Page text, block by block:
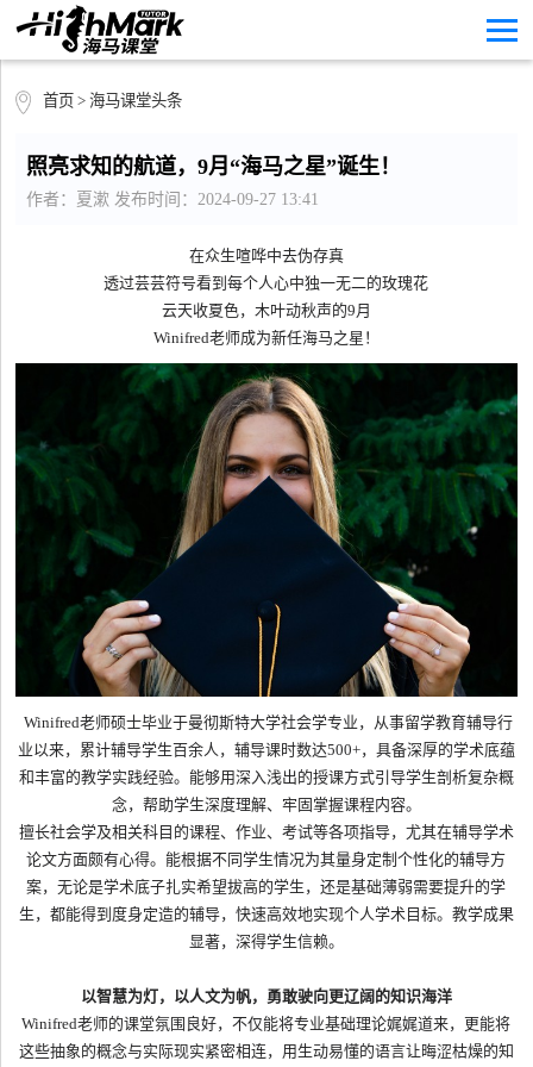
首页 > 海马课堂头条
照亮求知的航道，9月“海马之星”诞生！
作者：夏漱 发布时间：2024-09-27 13:41
在众生喧哗中去伪存真
透过芸芸符号看到每个人心中独一无二的玫瑰花
云天收夏色，木叶动秋声的9月
Winifred老师成为新任海马之星！
Winifred老师硕士毕业于曼彻斯特大学社会学专业，从事留学教育辅导行
业以来，累计辅导学生百余人，辅导课时数达500+，具备深厚的学术底蕴
和丰富的教学实践经验。能够用深入浅出的授课方式引导学生剖析复杂概
念，帮助学生深度理解、牢固掌握课程内容。
擅长社会学及相关科目的课程、作业、考试等各项指导，尤其在辅导学术
论文方面颇有心得。能根据不同学生情况为其量身定制个性化的辅导方
案，无论是学术底子扎实希望拔高的学生，还是基础薄弱需要提升的学
生，都能得到度身定造的辅导，快速高效地实现个人学术目标。教学成果
显著，深得学生信赖。
以智慧为灯， 以人文为帆，勇敢驶向更辽阔的知识海洋
Winifred老师的课堂氛围良好，不仅能将专业基础理论娓娓道来，更能将
这些抽象的概念与实际现实紧密相连，用生动易懂的语言让晦涩枯燥的知